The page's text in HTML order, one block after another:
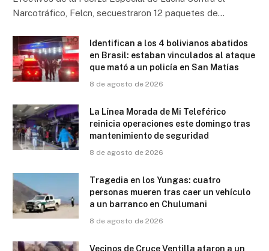
Narcotráfico, Felcn, secuestraron 12 paquetes de…
Identifican a los 4 bolivianos abatidos
en Brasil: estaban vinculados al ataque
que mató a un policía en San Matías
8 de agosto de 2026
La Línea Morada de Mi Teleférico
reinicia operaciones este domingo tras
mantenimiento de seguridad
8 de agosto de 2026
Tragedia en los Yungas: cuatro
personas mueren tras caer un vehículo
a un barranco en Chulumani
8 de agosto de 2026
Vecinos de Cruce Ventilla ataron a un